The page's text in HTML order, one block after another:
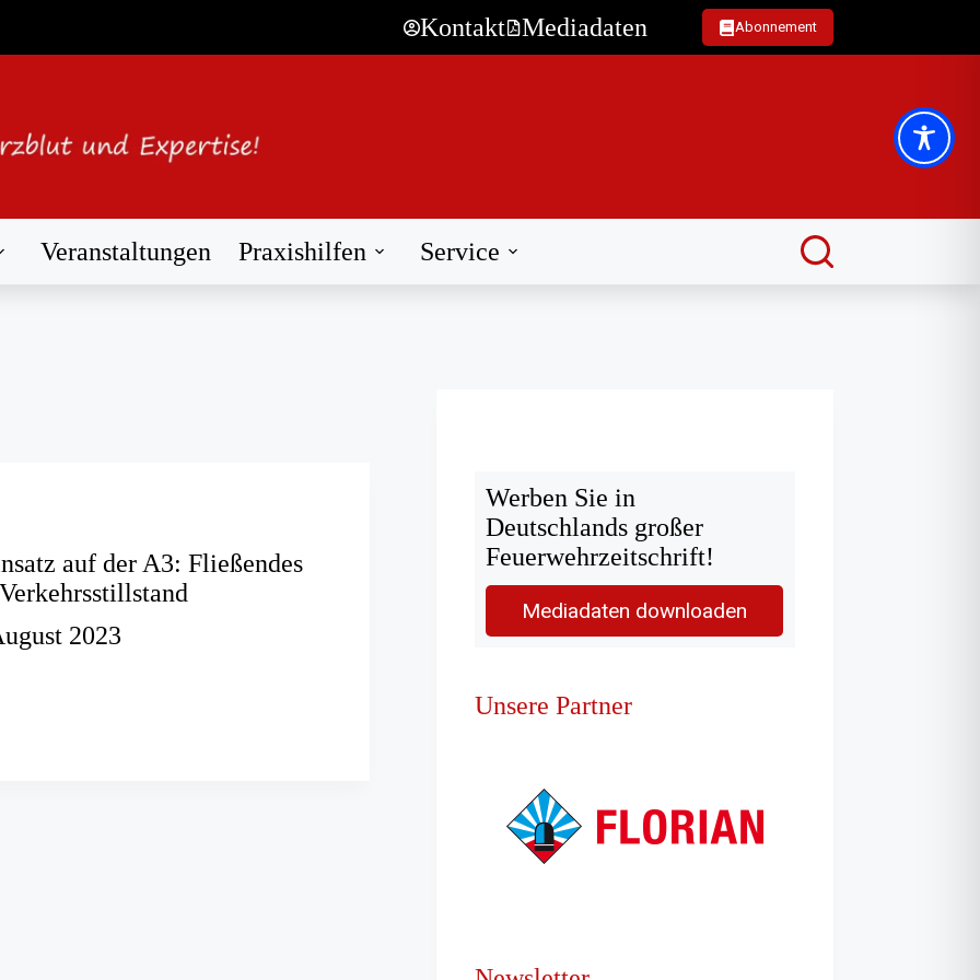
Kontakt Mediadaten Abonnement
Veranstaltungen Praxishilfen Service
auf der A3: Fließendes
2023
Werben Sie in
Deutschlands großer
Feuerwehrzeitschrift!
Mediadaten downloaden
Unsere Partner